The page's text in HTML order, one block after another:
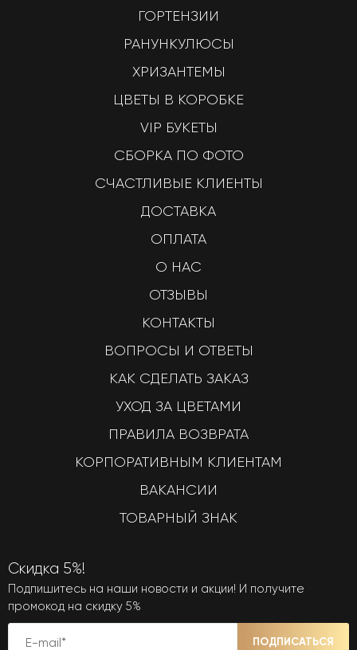
ГОРТЕНЗИИ
РАНУНКУЛЮСЫ
ХРИЗАНТЕМЫ
ЦВЕТЫ В КОРОБКЕ
VIP БУКЕТЫ
СБОРКА ПО ФОТО
СЧАСТЛИВЫЕ КЛИЕНТЫ
ДОСТАВКА
ОПЛАТА
О НАС
ОТЗЫВЫ
КОНТАКТЫ
ВОПРОСЫ И ОТВЕТЫ
КАК СДЕЛАТЬ ЗАКАЗ
УХОД ЗА ЦВЕТАМИ
ПРАВИЛА ВОЗВРАТА
КОРПОРАТИВНЫМ КЛИЕНТАМ
ВАКАНСИИ
ТОВАРНЫЙ ЗНАК
Скидка 5%!
Подпишитесь на наши новости и акции! И получите
промокод на скидку 5%
ПОДПИСАТЬСЯ